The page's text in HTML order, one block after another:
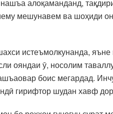
алоқаманданд,
мешунавем ва шоҳиди
истеъмолкунанда,
ояндаи ӯ, носолим
боис мегардад.
гирифтор шудан хавф